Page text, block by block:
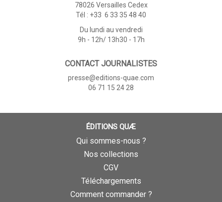
78026 Versailles Cedex
Tél : +33 6 33 35 48 40
Du lundi au vendredi
9h - 12h/ 13h30 - 17h
CONTACT JOURNALISTES
presse@editions-quae.com
06 71 15 24 28
ÉDITIONS QUÆ
Qui sommes-nous ?
Nos collections
CGV
Téléchargements
Comment commander ?